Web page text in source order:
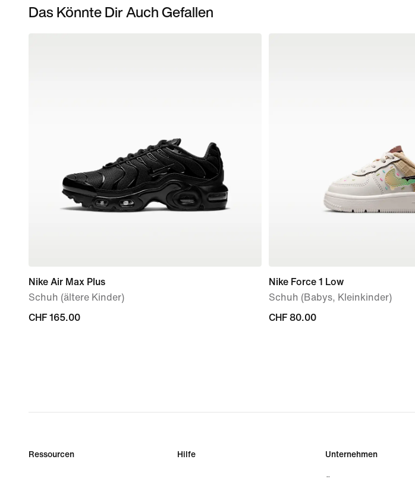
Das Könnte Dir Auch Gefallen
Nike Air Max Plus
Schuh (ältere Kinder)
CHF 165.00
CHF 165.00
Nike Force 1 Low
Schuh (Babys, Kleinkinder)
CHF 80.00
CHF 80.00
Ressourcen Hilfe Unternehmen